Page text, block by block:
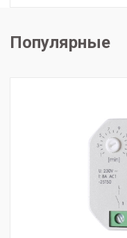
Популярные